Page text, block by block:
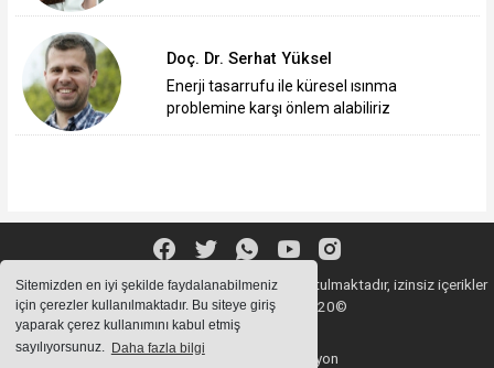
Sitemizden en iyi şekilde faydalanabilmeniz
için çerezler kullanılmaktadır. Bu siteye giriş
yaparak çerez kullanımını kabul etmiş
sayılıyorsunuz. Daha fazla bilgi
Doç. Dr. Serhat Yüksel
Enerji tasarrufu ile küresel ısınma
problemine karşı önlem alabiliriz
Sitemizde bulunan içeriklerin tüm hakları saklı tutulmaktadır, izinsiz içerikler
kullanılamaz. Copyright 2020©
Haber Yazılımı: Web Aksiyon